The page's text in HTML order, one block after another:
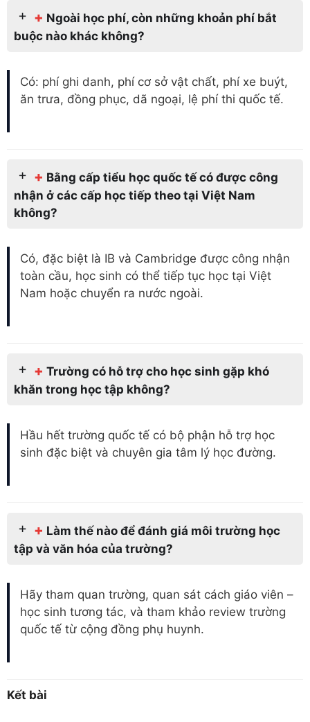
+ Ngoài học phí, còn những khoản phí bắt
buộc nào khác không?
Có: phí ghi danh, phí cơ sở vật chất, phí xe buýt,
ăn trưa, đồng phục, dã ngoại, lệ phí thi quốc tế.
+ Bằng cấp tiểu học quốc tế có được công
nhận ở các cấp học tiếp theo tại Việt Nam
không?
Có, đặc biệt là IB và Cambridge được công nhận
toàn cầu, học sinh có thể tiếp tục học tại Việt
Nam hoặc chuyển ra nước ngoài.
+ Trường có hỗ trợ cho học sinh gặp khó
khăn trong học tập không?
Hầu hết trường quốc tế có bộ phận hỗ trợ học
sinh đặc biệt và chuyên gia tâm lý học đường.
+ Làm thế nào để đánh giá môi trường học
tập và văn hóa của trường?
Hãy tham quan trường, quan sát cách giáo viên –
học sinh tương tác, và tham khảo review trường
quốc tế từ cộng đồng phụ huynh.
Kết bài